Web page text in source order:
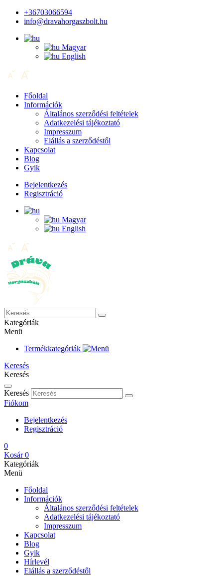
+36703066594
info@dravahorgaszbolt.hu
Magyar
English
Főoldal
Információk
Általános szerződési feltételek
Adatkezelési tájékoztató
Impresszum
Elállás a szerződéstől
Kapcsolat
Blog
Gyik
Bejelentkezés
Regisztráció
Magyar
English
Kategóriák
Menü
Termékkategóriák
Keresés
Keresés
Keresés
Fiókom
Bejelentkezés
Regisztráció
0
Kosár 0
Kategóriák
Menü
Főoldal
Információk
Általános szerződési feltételek
Adatkezelési tájékoztató
Impresszum
Kapcsolat
Blog
Gyik
Hírlevél
Elállás a szerződéstől